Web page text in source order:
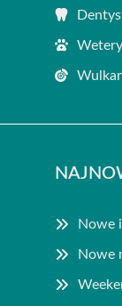
Nowe
Nowe